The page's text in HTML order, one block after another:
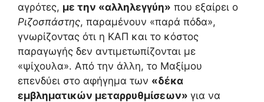
αγρότες, με την «αλληλεγγύη» που εξαίρει ο
Ριζοσπάστης, παραμένουν «παρά πόδα»,
γνωρίζοντας ότι η ΚΑΠ και το κόστος
παραγωγής δεν αντιμετωπίζονται με
«ψίχουλα». Από την άλλη, το Μαξίμου
επενδύει στο αφήγημα των «δέκα
εμβληματικών μεταρρυθμίσεων» για να